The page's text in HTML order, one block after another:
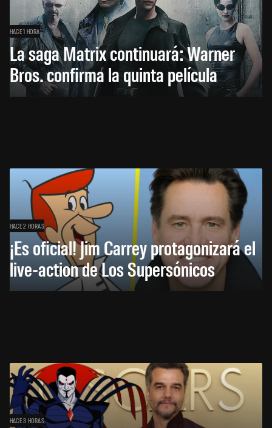
HACE 1 HORA
La saga Matrix continuará: Warner
Bros. confirma la quinta película
HACE 2 HORAS
¡Es oficial! Jim Carrey protagonizará el
live-action de Los Supersónicos
HACE 3 HORAS